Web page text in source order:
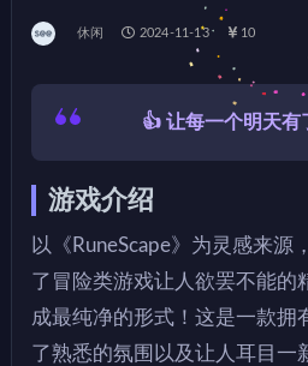
休闲 2024-11-13 10
👍 让每一个明天有
游戏介绍
以《RuneScape》为灵感来源
了冒险类游戏让人欲罢不能的
成最纯净的形式！这是一款拥
了熟悉的氛围以及让人耳目一